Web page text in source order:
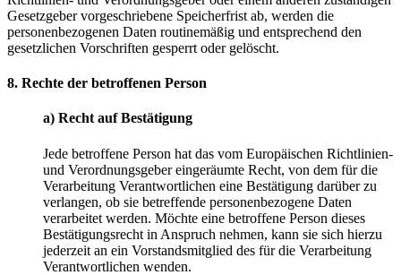
Gesetzgeber vorgeschriebene Speicherfrist ab, werden die
personenbezogenen Daten routinemäßig und entsprechend den
gesetzlichen Vorschriften gesperrt oder gelöscht.
8. Rechte der betroffenen Person
a) Recht auf Bestätigung
Jede betroffene Person hat das vom Europäischen Richtlinien-
und Verordnungsgeber eingeräumte Recht, von dem für die
Verarbeitung Verantwortlichen eine Bestätigung darüber zu
verlangen, ob sie betreffende personenbezogene Daten
verarbeitet werden. Möchte eine betroffene Person dieses
Bestätigungsrecht in Anspruch nehmen, kann sie sich hierzu
jederzeit an ein Vorstandsmitglied des für die Verarbeitung
Verantwortlichen wenden.